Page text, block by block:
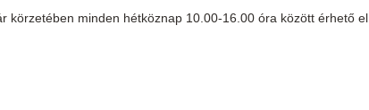
körzetében minden hétköznap 10.00-16.00 óra között érhető el.